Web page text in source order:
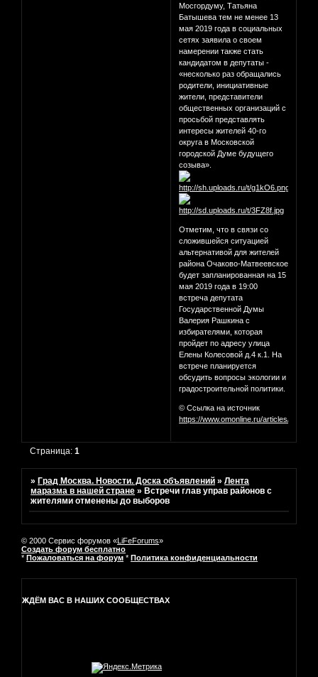
Мосгордуму, Татьяна
Батышева тем не менее 13
мая 2019 года в социальных
сетях заявила о своем
намерении также стать
кандидатом в депутаты -
«несколько раз обращались
родители, инициативные
жители, представители
общественных организаций с
просьбой представлять
интересы жителей 40-го
округа в Московской
городской Думе будущего
созыва».
Отметим, что в связи со
сложившейся ситуацией
альтернативой для жителей
района Очаково-Матвеевское
будет запланированная на 15
мая 2019 года в 19:00
встреча депутата
Государственной Думы
Валерия Рашкина с
избирателями, которая
пройдет по адресу улица
Елены Колесовой д.4 к.1. На
встрече планируется
обсудить вопросы экологии и
градостроительной политики.
© Ссылка на источник
https://www.omonline.ru/articles/2019/
Страница:1
»Град Москва. Новости. Доска объявлений »Лента
маразма в нашей стране »Встречи глав управ районов с
жителями отменены до выборов
© 2000 Сервис форумов «LiFeForums»
Создать форум бесплатно
* Пожаловаться на форум * Политика конфиденциальности
ЖДЁМ ВАС В НАШИХ СООБЩЕСТВАХ